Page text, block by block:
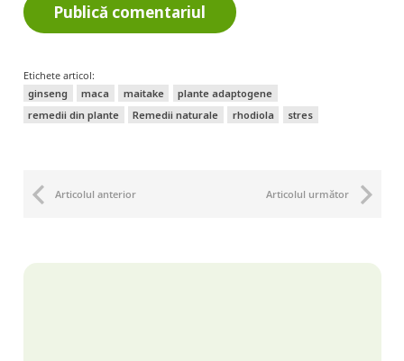
Publică comentariul
Etichete articol:
ginseng
maca maitake
plante adaptogene
remedii din plante
Remedii naturale rhodiola stres
Articolul anterior Articolul următor